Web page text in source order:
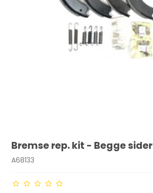
Bremse rep. kit - Begge sider
A68133